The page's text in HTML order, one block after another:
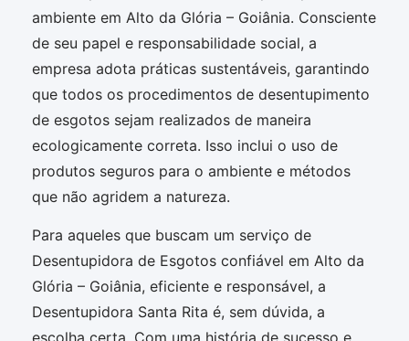
ambiente em Alto da Glória – Goiânia. Consciente
de seu papel e responsabilidade social, a
empresa adota práticas sustentáveis, garantindo
que todos os procedimentos de desentupimento
de esgotos sejam realizados de maneira
ecologicamente correta. Isso inclui o uso de
produtos seguros para o ambiente e métodos
que não agridem a natureza.
Para aqueles que buscam um serviço de
Desentupidora de Esgotos confiável em Alto da
Glória – Goiânia, eficiente e responsável, a
Desentupidora Santa Rita é, sem dúvida, a